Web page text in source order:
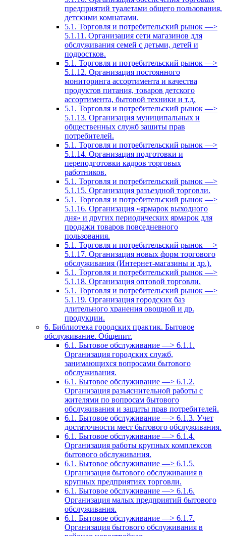
предприятий туалетами общего пользования,
детскими комнатами.
5.1. Торговля и потребительский рынок —>
5.1.11. Организация сети магазинов для
обслуживания семей с детьми, детей и
подростков.
5.1. Торговля и потребительский рынок —>
5.1.12. Организация постоянного
мониторинга ассортимента и качества
продуктов питания, товаров детского
ассортимента, бытовой техники и т.д.
5.1. Торговля и потребительский рынок —>
5.1.13. Организация муниципальных и
общественных служб зашиты прав
потребителей.
5.1. Торговля и потребительский рынок —>
5.1.14. Организация подготовки и
переподготовки кадров торговых
работников.
5.1. Торговля и потребительский рынок —>
5.1.15. Организация разъездной торговли.
5.1. Торговля и потребительский рынок —>
5.1.16. Организация «ярмарок выходного
дня» и других периодических ярмарок для
продажи товаров повседневного
пользования.
5.1. Торговля и потребительский рынок —>
5.1.17. Организация новых форм торгового
обслуживания (Интернет-магазины и др.).
5.1. Торговля и потребительский рынок —>
5.1.18. Организация оптовой торговли.
5.1. Торговля и потребительский рынок —>
5.1.19. Организация городских баз
длительного хранения овощной и др.
продукции.
6. Библиотека городских практик. Бытовое
обслуживание. Общепит.
6.1. Бытовое обслуживание —> 6.1.1.
Организация городских служб,
занимающихся вопросами бытового
обслуживания.
6.1. Бытовое обслуживание —> 6.1.2.
Организация разъяснительной работы с
жителями по вопросам бытового
обслуживания и защиты прав потребителей.
6.1. Бытовое обслуживание —> 6.1.3. Учет
достаточности мест бытового обслуживания.
6.1. Бытовое обслуживание —> 6.1.4.
Организация работы крупных комплексов
бытового обслуживания.
6.1. Бытовое обслуживание —> 6.1.5.
Организация бытового обслуживания в
крупных предприятиях торговли.
6.1. Бытовое обслуживание —> 6.1.6.
Организация малых предприятий бытового
обслуживания.
6.1. Бытовое обслуживание —> 6.1.7.
Организация бытового обслуживания в